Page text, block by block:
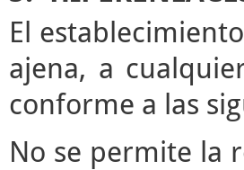
El
ajena, a
conforme a las
No se permite la